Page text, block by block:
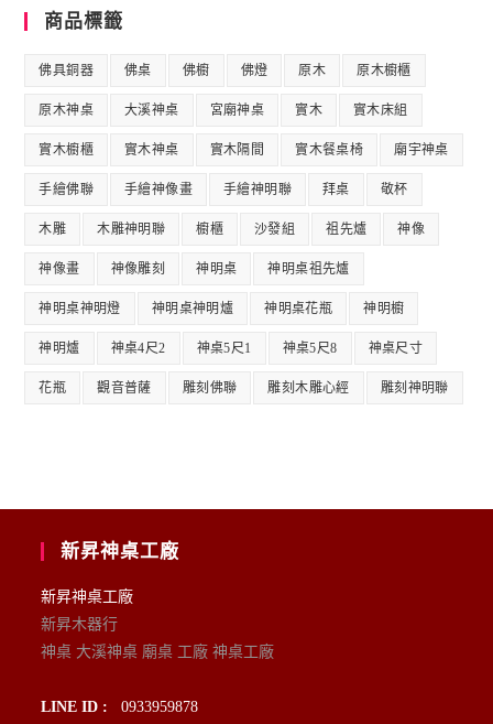
商品標籤
佛具銅器 佛桌 佛櫥 佛燈 原木 原木櫥櫃
原木神桌 大溪神桌 宮廟神桌 實木 實木床組
實木櫥櫃 實木神桌 實木隔間 實木餐桌椅 廟宇神桌
手繪佛聯 手繪神像畫 手繪神明聯 拜桌 敬杯
木雕 木雕神明聯 櫥櫃 沙發組 祖先爐 神像
神像畫 神像雕刻 神明桌 神明桌祖先爐
神明桌神明燈 神明桌神明爐 神明桌花瓶 神明櫥
神明爐 神桌4尺2 神桌5尺1 神桌5尺8 神桌尺寸
花瓶 觀音普薩 雕刻佛聯 雕刻木雕心經 雕刻神明聯
新昇神桌工廠
新昇神桌工廠
新昇木器行
神桌 大溪神桌 廟桌 工廠 神桌工廠
LINE ID :
0933959878